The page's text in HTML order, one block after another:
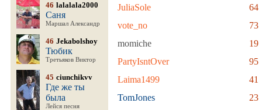
46 lalalala2000
Саня
Маршал Александр
46 Jekabolshoy
Тюбик
Третьяков Виктор
45 ciunchikvv
Где же ты
была
Лейся песня
JuliaSole
64
vote_no
73
momiche
19
PartyIsntOver
95
Laima1499
41
TomJones
23